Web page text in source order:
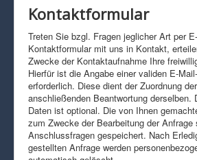
Kontaktformular
Treten Sie bzgl. Fragen jeglicher Art per
Kontaktformular mit uns in Kontakt,
Zwecke der Kontaktaufnahme Ihre
Hierfür ist die Angabe einer validen E-
erforderlich. Diese dient der Zuordnung
anschließenden Beantwortung derselben.
Daten ist optional. Die von Ihnen
zum Zwecke der Bearbeitung der
Anschlussfragen gespeichert. Nach
gestellten Anfrage werden